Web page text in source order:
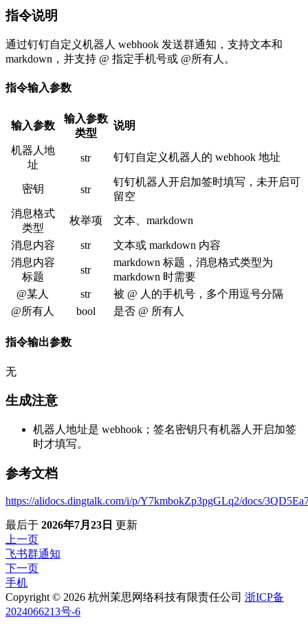
指令说明
通过钉钉自定义机器人 webhook 发送群通知，支持文本和
markdown，并支持 @ 指定手机号或 @所有人。
指令输入参数
输入参数
输入参数
类型
说明
机器人地
址
str 钉钉自定义机器人的 webhook 地址
密钥 str
钉钉机器人开启加签时填写，未开启可
留空
消息格式
类型
枚举项 文本、markdown
消息内容 str
文本或 markdown 内容
消息内容
标题
str
markdown 标题，消息格式类型为
markdown 时需要
@某人
str
被 @ 人的手机号，多个用逗号分隔
@所有人
bool 是否 @ 所有人
指令输出参数
无
生成注意
机器人地址是 webhook；签名密钥只有机器人开启加签
时才填写。
参考文档
https://alidocs.dingtalk.com/i/p/Y7kmbokZp3pgGLq2/docs/
最后于 2026年7月23日 更新
上一页
飞书群通知
下一页
手机
Copyright © 2026 杭州茉思网络科技有限责任公司 浙ICP备
2024066213号-6